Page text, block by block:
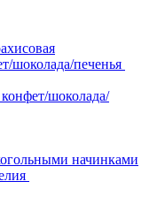
шоколада/печенья
шоколада/
начинками